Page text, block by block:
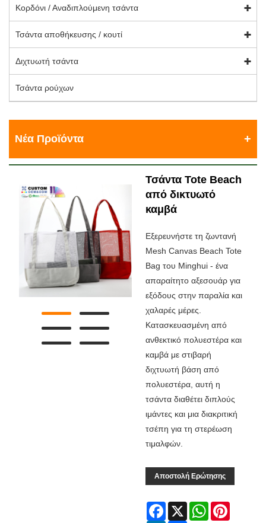
Κορδόνι / Αναδιπλούμενη τσάντα
Τσάντα αποθήκευσης / κουτί
Διχτυωτή τσάντα
Τσάντα ρούχων
Νέα Προϊόντα
Τσάντα Tote Beach
από δικτυωτό
καμβά
Εξερευνήστε τη ζωντανή
Mesh Canvas Beach Tote
Bag του Minghui - ένα
απαραίτητο αξεσουάρ για
εξόδους στην παραλία και
χαλαρές μέρες.
Κατασκευασμένη από
ανθεκτικό πολυεστέρα και
καμβά με στιβαρή
διχτυωτή βάση από
πολυεστέρα, αυτή η
τσάντα διαθέτει διπλούς
ιμάντες και μια διακριτική
τσέπη για τη στερέωση
τιμαλφών.
Αποστολή Ερώτησης
Facebook
X WhatsApp